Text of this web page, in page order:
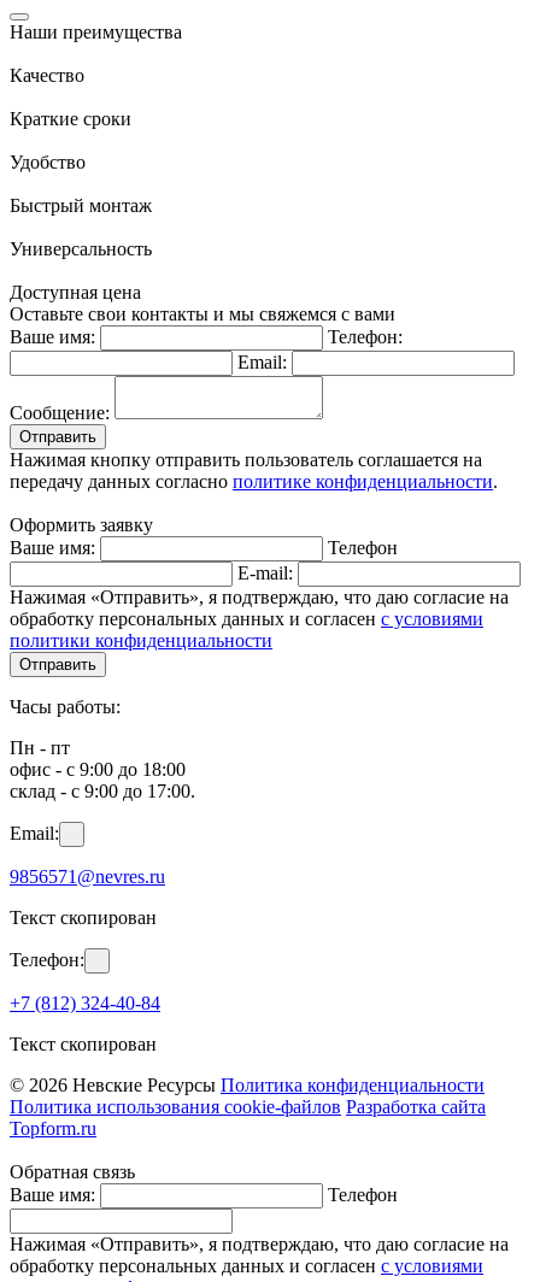
Наши преимущества
Качество
Краткие сроки
Удобство
Быстрый монтаж
Универсальность
Доступная цена
Оставьте свои контакты и мы свяжемся с вами
Ваше имя:
Телефон:
Email:
Сообщение:
Отправить
Нажимая кнопку отправить пользователь соглашается на
передачу данных согласно политике конфиденциальности.
Оформить заявку
Ваше имя:
Телефон
E-mail:
Нажимая «Отправить», я подтверждаю, что даю согласие на
обработку персональных данных и согласен с условиями
политики конфиденциальности
Отправить
Часы работы:
Пн - пт
офис - с 9:00 до 18:00
склад - с 9:00 до 17:00.
Email:
9856571@nevres.ru
Текст скопирован
Телефон:
+7 (812) 324-40-84
Текст скопирован
© 2026 Невские Ресурсы Политика конфиденциальности
Политика использования cookie-файлов Разработка сайта
Topform.ru
Обратная связь
Ваше имя:
Телефон
Нажимая «Отправить», я подтверждаю, что даю согласие на
обработку персональных данных и согласен с условиями